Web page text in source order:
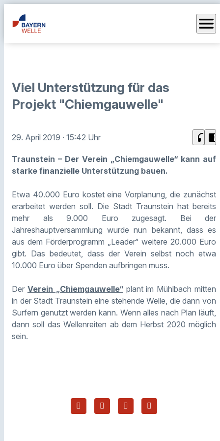
menu
Viel Unterstützung für das
Projekt "Chiemgauwelle"
29. April 2019 · 15:42 Uhr headphones chrome_reader_mode
Traunstein – Der Verein „Chiemgauwelle“ kann auf
starke finanzielle Unterstützung bauen.
Etwa 40.000 Euro kostet eine Vorplanung, die zunächst
erarbeitet werden soll. Die Stadt Traunstein hat bereits
mehr als 9.000 Euro zugesagt. Bei der
Jahreshauptversammlung wurde nun bekannt, dass es
aus dem Förderprogramm „Leader“ weitere 20.000 Euro
gibt. Das bedeutet, dass der Verein selbst noch etwa
10.000 Euro über Spenden aufbringen muss.
Der Verein „Chiemgauwelle“plant im Mühlbach mitten
in der Stadt Traunstein eine stehende Welle, die dann von
Surfern genutzt werden kann. Wenn alles nach Plan läuft,
dann soll das Wellenreiten ab dem Herbst 2020 möglich
sein.